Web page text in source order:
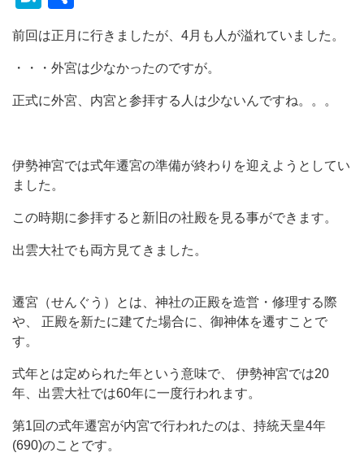
有
前回は正月に行きましたが、4月も人が溢れていました。
・・・外宮は少なかったのですが。
正式に外宮、内宮と参拝する人は少ないんですね。。。
伊勢神宮では式年遷宮の準備が終わりを迎えようとしてい
ました。
この時期に参拝すると新旧の社殿を見る事ができます。
出雲大社でも両方見てきました。
遷宮（せんぐう）とは、神社の正殿を造営・修理する際
や、 正殿を新たに建てた場合に、御神体を遷すことで
す。
式年とは定められた年という意味で、 伊勢神宮では20
年、出雲大社では60年に一度行われます。
第1回の式年遷宮が内宮で行われたのは、持統天皇4年
(690)のことです。